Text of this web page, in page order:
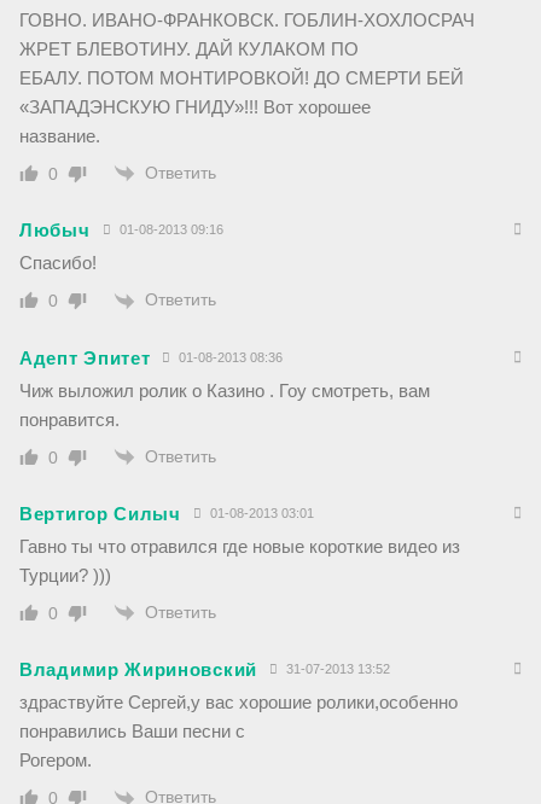
ГОВНО. ИВАНО-ФРАНКОВСК. ГОБЛИН-ХОХЛОСРАЧ
ЖРЕТ БЛЕВОТИНУ. ДАЙ КУЛАКОМ ПО
ЕБАЛУ. ПОТОМ МОНТИРОВКОЙ! ДО СМЕРТИ БЕЙ
«ЗАПАДЭНСКУЮ ГНИДУ»!!! Вот хорошее
название.
0 Ответить
Любыч 01-08-2013 09:16
Спасибо!
0 Ответить
Адепт Эпитет 01-08-2013 08:36
Чиж выложил ролик о Казино . Гоу смотреть, вам
понравится.
0 Ответить
Вертигор Силыч 01-08-2013 03:01
Гавно ты что отравился где новые короткие видео из
Турции? )))
0 Ответить
Владимир Жириновский 31-07-2013 13:52
здраствуйте Сергей,у вас хорошие ролики,особенно
понравились Ваши песни с
Рогером.
0 Ответить